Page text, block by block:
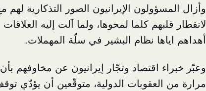
وأزال المسؤولون الإيرانيون الصور التذكارية
لانفطار قلبهم كلما لمحوها، ولما آلت إليه
أهداهم اياها نظام البشير في سلّة المهملات.
وعبّر خبراء اقتصاد وتجّار إيرانيون عن مخاوفهم
مرارة من العقوبات الدولية، متوقّعين أن يؤدّي